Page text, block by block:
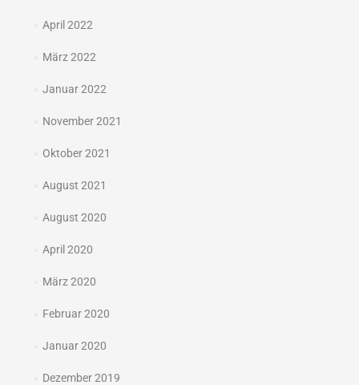
April 2022
März 2022
Januar 2022
November 2021
Oktober 2021
August 2021
August 2020
April 2020
März 2020
Februar 2020
Januar 2020
Dezember 2019